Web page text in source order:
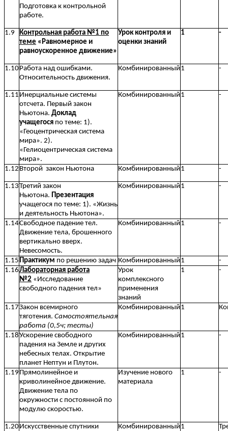
Подготовка к контрольной
работе.
1.9
Контрольная работа №1 по
теме «Равномерное и
равноускоренное движение»
Урок контроля и
оценки знаний
1 -
1.10 Работа над ошибками.
Относительность движения.
Комбинированный1 -
1.11 Инерциальные системы
отсчета. Первый закон
Ньютона. Доклад
учащегося по теме: 1).
«Геоцентрическая система
мира». 2).
«Гелиоцентрическая система
мира».
Комбинированный1 -
1.12 Второй закон Ньютона Комбинированный1 -
1.13Третий закон
Ньютона. Презентация
учащегося по теме: 1). «Жизнь
и деятельность Ньютона».
Комбинированный1 -
1.14Свободное падение тел.
Движение тела, брошенного
вертикально вверх.
Невесомость.
Комбинированный1 -
1.15 Практикум по решению задач Комбинированный1
-
1.16Лабораторная работа
№2 «Исследование
свободного падения тел»
Урок
комплексного
применения
знаний
1 -
1.17Закон всемирного
тяготения. Самостоятельная
работа (0,5ч; тесты)
Комбинированный1
1.18Ускорение свободного
падения на Земле и других
небесных телах. Открытие
планет Нептун и Плутон.
Комбинированный1 -
1.19 Прямолинейное и
криволинейное движение.
Движение тела по
окружности с постоянной по
модулю скоростью.
Изучение нового
материала
1 -
1.20 Искусственные спутники
Комбинированный1